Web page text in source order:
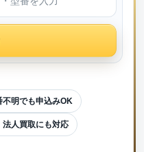
不明でも申込みOK
法人買取にも対応